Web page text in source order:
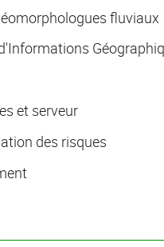
fluviaux
et serveur
des risques